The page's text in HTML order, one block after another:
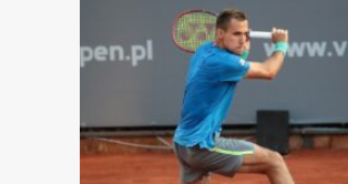
propozycji
tytułu,
które
zachowują
sens
oryginału:
1.
Stranger